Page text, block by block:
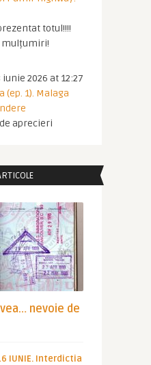
totul!!!!
mulțumiri!
2026 at 12:27
(ep. 1). Malaga
aprecieri
nevoie de
IUNIE. Interdictia